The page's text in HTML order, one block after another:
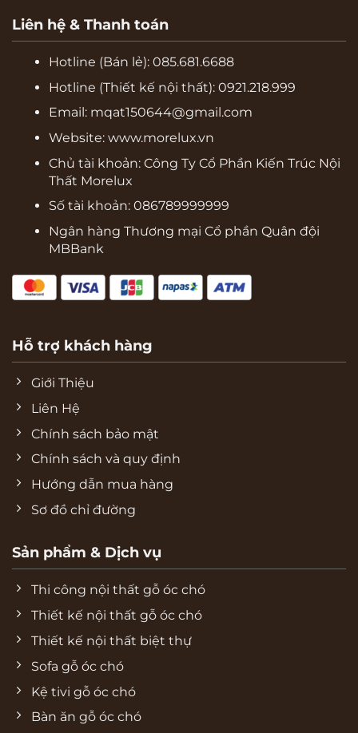
Liên hệ & Thanh toán
Hotline (Bán lẻ): 085.681.6688
Hotline (Thiết kế nội thất): 0921.218.999
Email: mqat150644@gmail.com
Website: www.morelux.vn
Chủ tài khoản: Công Ty Cổ Phần Kiến Trúc Nội
Thất Morelux
Số tài khoản: 086789999999
Ngân hàng Thương mại Cổ phần Quân đội
MBBank
Hỗ trợ khách hàng
Giới Thiệu
Liên Hệ
Chính sách bảo mật
Chính sách và quy định
Hướng dẫn mua hàng
Sơ đồ chỉ đường
Sản phẩm & Dịch vụ
Thi công nội thất gỗ óc chó
Thiết kế nội thất gỗ óc chó
Thiết kế nội thất biệt thự
Sofa gỗ óc chó
Kệ tivi gỗ óc chó
Bàn ăn gỗ óc chó